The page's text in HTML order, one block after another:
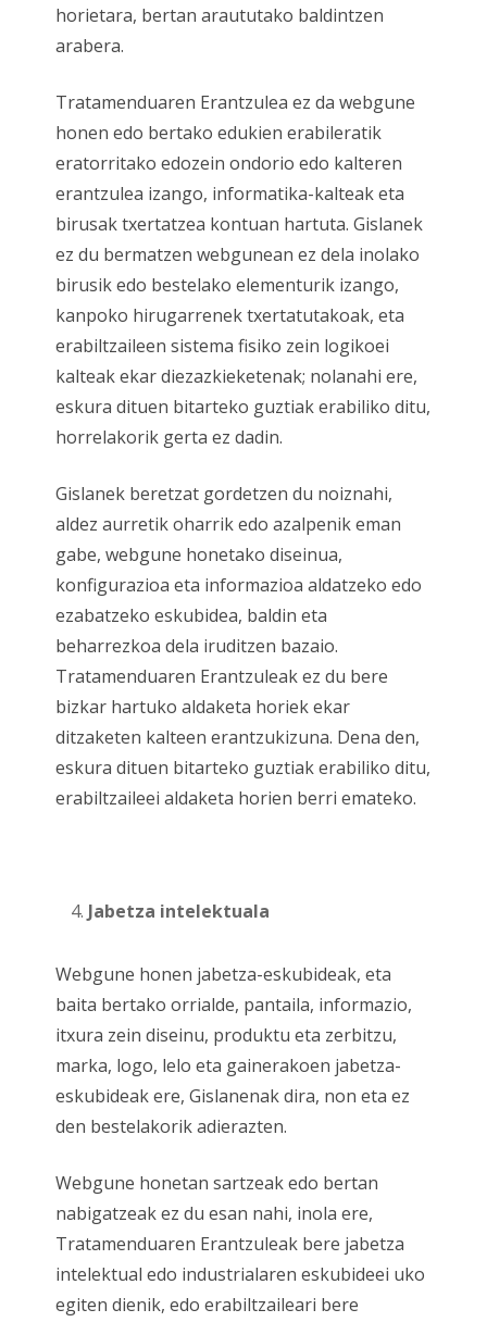
horietara, bertan araututako baldintzen
arabera.
Tratamenduaren Erantzulea ez da webgune
honen edo bertako edukien erabileratik
eratorritako edozein ondorio edo kalteren
erantzulea izango, informatika-kalteak eta
birusak txertatzea kontuan hartuta. Gislanek
ez du bermatzen webgunean ez dela inolako
birusik edo bestelako elementurik izango,
kanpoko hirugarrenek txertatutakoak, eta
erabiltzaileen sistema fisiko zein logikoei
kalteak ekar diezazkieketenak; nolanahi ere,
eskura dituen bitarteko guztiak erabiliko ditu,
horrelakorik gerta ez dadin.
Gislanek beretzat gordetzen du noiznahi,
aldez aurretik oharrik edo azalpenik eman
gabe, webgune honetako diseinua,
konfigurazioa eta informazioa aldatzeko edo
ezabatzeko eskubidea, baldin eta
beharrezkoa dela iruditzen bazaio.
Tratamenduaren Erantzuleak ez du bere
bizkar hartuko aldaketa horiek ekar
ditzaketen kalteen erantzukizuna. Dena den,
eskura dituen bitarteko guztiak erabiliko ditu,
erabiltzaileei aldaketa horien berri emateko.
Jabetza intelektuala
Webgune honen jabetza-eskubideak, eta
baita bertako orrialde, pantaila, informazio,
itxura zein diseinu, produktu eta zerbitzu,
marka, logo, lelo eta gainerakoen jabetza-
eskubideak ere, Gislanenak dira, non eta ez
den bestelakorik adierazten.
Webgune honetan sartzeak edo bertan
nabigatzeak ez du esan nahi, inola ere,
Tratamenduaren Erantzuleak bere jabetza
intelektual edo industrialaren eskubideei uko
egiten dienik, edo erabiltzaileari bere